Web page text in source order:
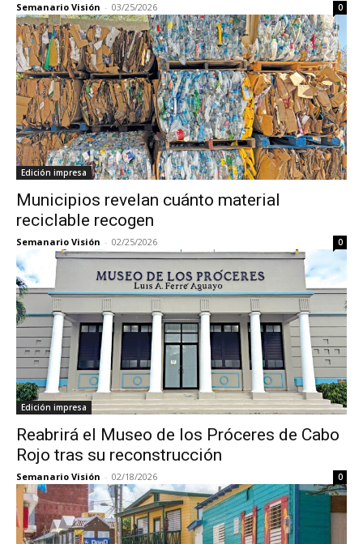
Semanario Visión - 03/25/2026 0
Edición impresa
Municipios revelan cuánto material
reciclable recogen
Semanario Visión - 02/25/2026 0
Edición impresa
Reabrirá el Museo de los Próceres de Cabo
Rojo tras su reconstrucción
Semanario Visión - 02/18/2026 0